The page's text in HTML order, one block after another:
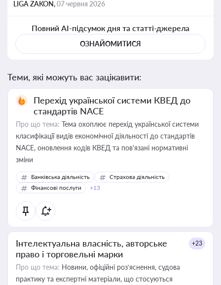
LIGA ZAKON,07 червня 2026
Повний AI-підсумок дня та статті-джерела
ОЗНАЙОМИТИСЯ
Теми, які можуть вас зацікавити:
Перехід української системи КВЕД до
стандартів NACE
Про що тема: Тема охоплює перехід української системи
класифікації видів економічної діяльності до стандартів
NACE, оновлення кодів КВЕД та пов'язані нормативні
зміни
Банківська діяльність
Страхова діяльність
Фінансові послуги
+13
Інтелектуальна власність, авторське
право і торговельні марки
+23
Про що тема: Новини, офіційні роз’яснення, судова
практику та експертні матеріали, що стосуються